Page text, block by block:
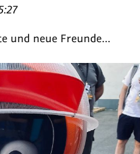
und neue Freunde…